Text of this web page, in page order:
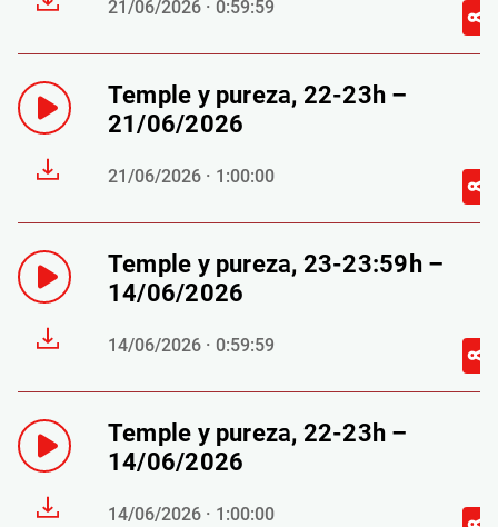
21/06/2026 · 0:59:59
Temple y pureza, 22-23h –
21/06/2026
21/06/2026 · 1:00:00
Temple y pureza, 23-23:59h –
14/06/2026
14/06/2026 · 0:59:59
Temple y pureza, 22-23h –
14/06/2026
14/06/2026 · 1:00:00